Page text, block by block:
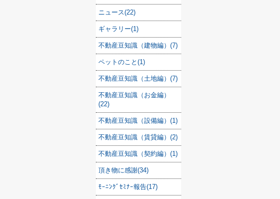
ニュース(22)
ギャラリー(1)
不動産豆知識（建物編）(7)
ペットのこと(1)
不動産豆知識（土地編）(7)
不動産豆知識（お金編）
(22)
不動産豆知識（設備編）(1)
不動産豆知識（賃貸編）(2)
不動産豆知識（契約編）(1)
頂き物に感謝(34)
ﾓｰﾆﾝｸﾞｾﾐﾅｰ報告(17)